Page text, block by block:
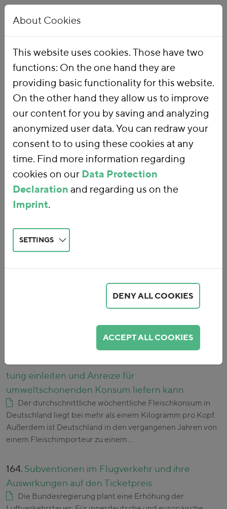
Publications
343 results: Date Title
161.Reformvorschlag Kfz-Steuer: Wie eine
Zulassungssteuer Klimaschutz im Verkehr
voranbringen kann
Die im Klimapaket der Bundesregierung
vorgeschlagene Reform der Kfz-Steuer ist eine
Gelegenheit, die fiskalischen Leitplanken mit Blick auf die
162.Entschädigungszahlungen für
Braunkohleunternehmen: Wofür und warum?
Am 29.01.2020 hat die Bundesregierung das
„Kohleausstiegsgesetz“ beschlossen. Innerhalb dieses
Gesetzes wurde auch eine Entschädigung für die Betreiber
Tierwohl fördern, Klima schützen: Wie eine
tung einleiten und Anreize für
umweltschonenden Konsum liefern kann
Der durchschnittliche wöchentliche Fleischkonsum in
Deutschland liegt bei mehr als einem Kilogramm pro Kopf.
Außerdem ist Deutschland in den vergangenen Jahren von
einem Fleischimporteur zu einem…
164. Subventionen im Flugverkehr und ihre
Auswirkungen auf den Ticketpreis
Die Bundesregierung plant eine Erhöhung der
About Cookies
This website uses cookies. Those have two
functions: On the one hand they are
providing basic functionality for this website.
On the other hand they allow us to improve
our content for you by saving and analyzing
anonymized user data. You can redraw your
consent to to using these cookies at any
time. Find more information regarding
cookies on our Data Protection
Declaration and regarding us on the
Imprint.
SETTINGS
DENY ALL COOKIES
ACCEPT ALL COOKIES